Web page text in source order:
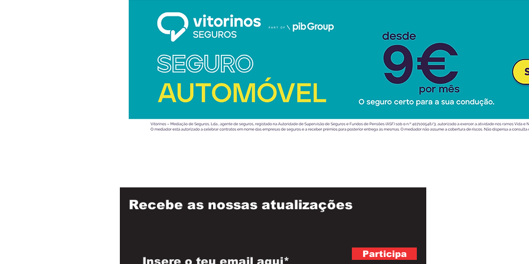
Recebe as nossas atualizações
Participa